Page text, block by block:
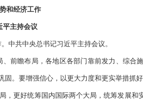
和经济工作
平主持会议
共中央总书记习近平主持会议。
瞻布局，各地区各部门靠前发力、综合
。要增强信心，以更大力度和更实举措抓好
更好统筹国内国际两个大局，统筹发展和